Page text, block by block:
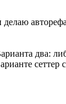
два:
сеттер